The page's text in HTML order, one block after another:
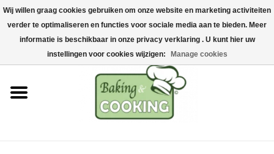
Home
Bak-& kookgerei
Machines & onderdelen
Chocolade & ijsbereiding
Wij willen graag cookies gebruiken om onze website en marketing activiteiten
verder te optimaliseren en functies voor sociale media aan te bieden. Meer
informatie is beschikbaar in onze privacy verklaring . U kunt hier uw
instellingen voor cookies wijzigen:
Manage cookies